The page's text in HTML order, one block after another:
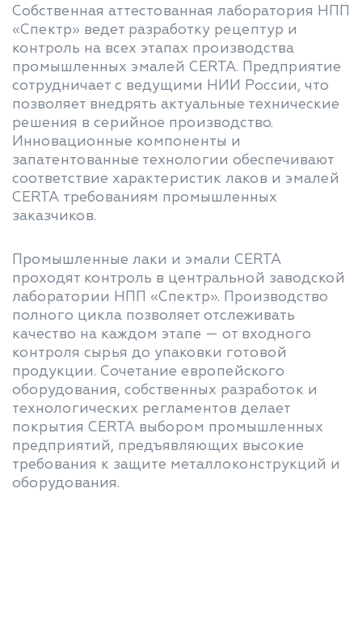
Собственная аттестованная лаборатория НПП
«Спектр» ведет разработку рецептур и
контроль на всех этапах производства
промышленных эмалей CERTA. Предприятие
сотрудничает с ведущими НИИ России, что
позволяет внедрять актуальные технические
решения в серийное производство.
Инновационные компоненты и
запатентованные технологии обеспечивают
соответствие характеристик лаков и эмалей
CERTA требованиям промышленных
заказчиков.
Промышленные лаки и эмали CERTA
проходят контроль в центральной заводской
лаборатории НПП «Спектр». Производство
полного цикла позволяет отслеживать
качество на каждом этапе — от входного
контроля сырья до упаковки готовой
продукции. Сочетание европейского
оборудования, собственных разработок и
технологических регламентов делает
покрытия CERTA выбором промышленных
предприятий, предъявляющих высокие
требования к защите металлоконструкций и
оборудования.